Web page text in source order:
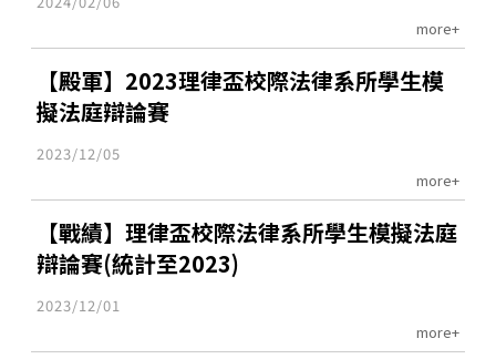
more+
【殿軍】2023理律盃校際法律系所學生模
擬法庭辯論賽
2023/12/05
more+
【戰績】理律盃校際法律系所學生模擬法庭
辯論賽(統計至2023)
2023/12/01
more+